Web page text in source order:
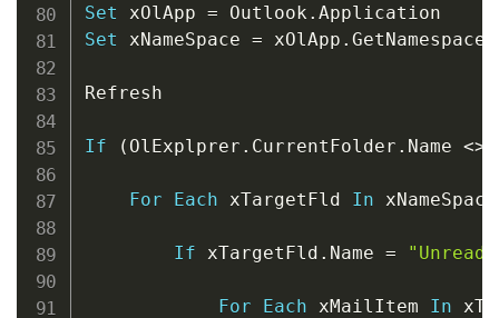
Set xOlApp = Outlook .
Set xNameSpace = xOlApp . GetNamespace
Refresh
If ( OlExplprer . CurrentFolder . Name <>
For Each xTargetFld In xNameSpace
If xTargetFld . Name =
For Each xMailItem In